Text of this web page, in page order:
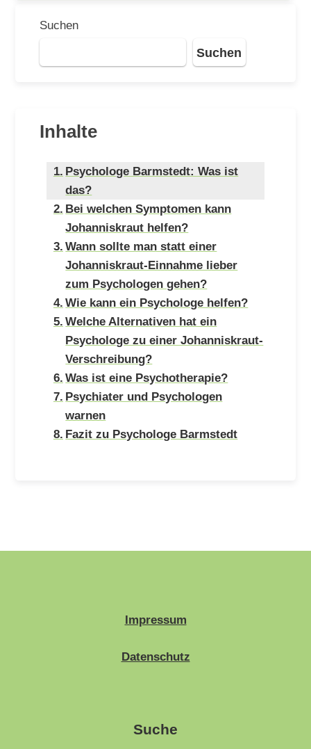
Suchen
Suchen
Inhalte
Psychologe Barmstedt: Was ist
das?
Bei welchen Symptomen kann
Johanniskraut helfen?
Wann sollte man statt einer
Johanniskraut-Einnahme lieber
zum Psychologen gehen?
Wie kann ein Psychologe helfen?
Welche Alternativen hat ein
Psychologe zu einer Johanniskraut-
Verschreibung?
Was ist eine Psychotherapie?
Psychiater und Psychologen
warnen
Fazit zu Psychologe Barmstedt
Impressum
Datenschutz
Suche